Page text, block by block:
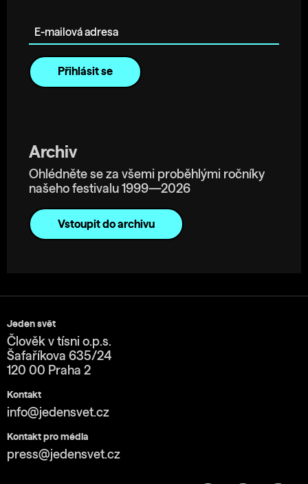
Archiv
Ohlédněte se za všemi proběhlými ročníky
našeho festivalu 1999—2026
Vstoupit do archivu
Jeden svět
Člověk v tísni o.p.s.
Šafaříkova 635/24
120 00 Praha 2
Kontakt
info@jedensvet.cz
Kontakt pro média
press@jedensvet.cz